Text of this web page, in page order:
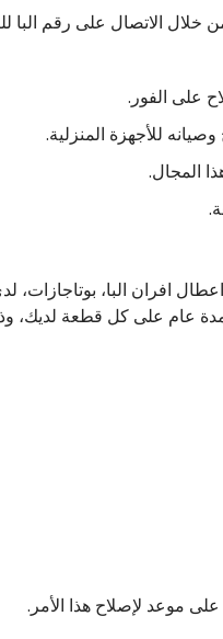
خلال الاتصال على رقم البا
على الفور.
المجال.
افران البا، بوتاجازات،
لمدة عام على كل قطعة
موعد لإصلاح هذا الأمر.